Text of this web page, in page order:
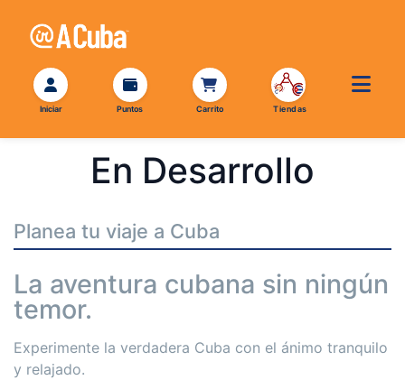
En Desarrollo
Planea tu viaje a Cuba
La aventura cubana sin ningún
temor.
Experimente la verdadera Cuba con el ánimo tranquilo
y relajado.